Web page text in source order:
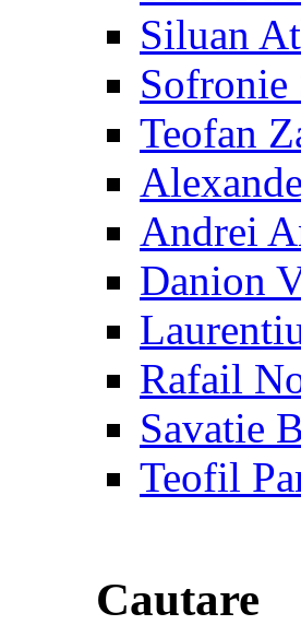
Siluan
Sofronie
Teofan
Andrei
Danion
Rafail
Savatie
Teofil
Cautare